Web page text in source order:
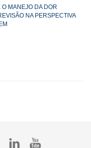
MANEJO DA DOR
NA PERSPECTIVA